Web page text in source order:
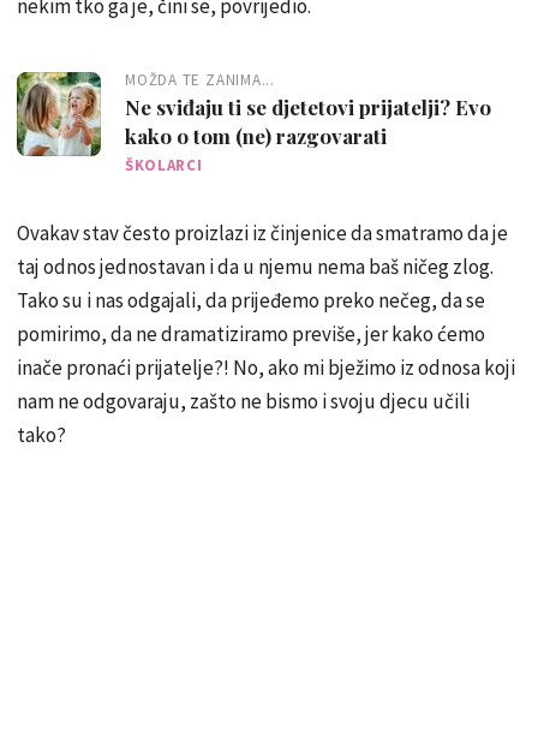
nekim tko ga je, čini se, povrijedio.
MOŽDA TE ZANIMA...
Ne sviđaju ti se djetetovi prijatelji? Evo
kako o tom (ne) razgovarati
ŠKOLARCI
Ovakav stav često proizlazi iz činjenice da smatramo da je
taj odnos jednostavan i da u njemu nema baš ničeg zlog.
Tako su i nas odgajali, da prijeđemo preko nečeg, da se
pomirimo, da ne dramatiziramo previše, jer kako ćemo
inače pronaći prijatelje?! No, ako mi bježimo iz odnosa koji
nam ne odgovaraju, zašto ne bismo i svoju djecu učili
tako?